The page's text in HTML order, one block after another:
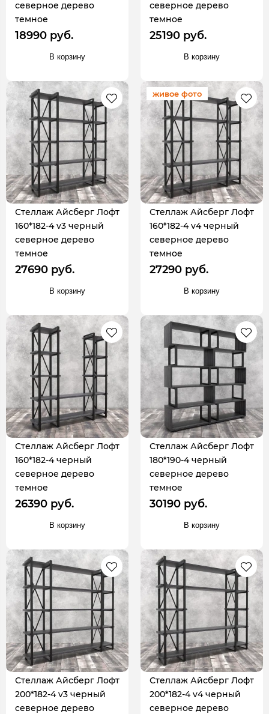
северное дерево
темное
18990 руб.
В корзину
северное дерево
темное
25190 руб.
В корзину
Стеллаж Айсберг Лофт
160*182-4 v3 черный
северное дерево
темное
27690 руб.
В корзину
живое фото
Стеллаж Айсберг Лофт
160*182-4 v4 черный
северное дерево
темное
27290 руб.
В корзину
Стеллаж Айсберг Лофт
160*182-4 черный
северное дерево
темное
26390 руб.
В корзину
Стеллаж Айсберг Лофт
180*190-4 черный
северное дерево
темное
30190 руб.
В корзину
Стеллаж Айсберг Лофт
200*182-4 v3 черный
северное дерево
Стеллаж Айсберг Лофт
200*182-4 v4 черный
северное дерево